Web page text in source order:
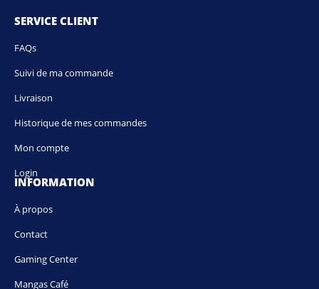
SERVICE CLIENT
FAQs
Suivi de ma commande
Livraison
Historique de mes commandes
Mon compte
Login
INFORMATION
À propos
Contact
Gaming Center
Mangas Café